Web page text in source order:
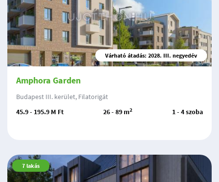
Várható átadás: 2028. III. negyedév
Amphora Garden
Budapest III. kerület, Filatorigát
45.9 - 195.9 M Ft
26 - 89 m2 1 - 4 szoba
7 lakás